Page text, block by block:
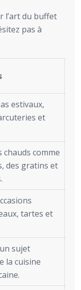
l’art du buffet
pas à
estivaux,
et
chauds comme
des gratins et
tartes et
sujet
la cuisine